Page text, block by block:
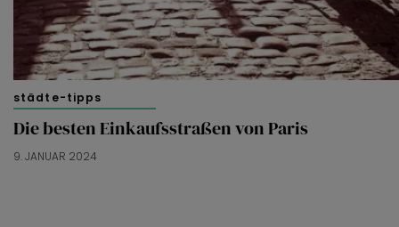
städte-tipps
Die besten Einkaufsstraßen von Paris
9. JANUAR 2024